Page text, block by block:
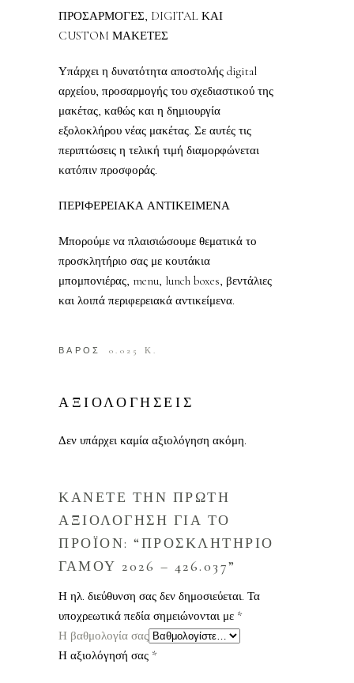
ΠΡΟΣΑΡΜΟΓΕΣ, DIGITAL ΚΑΙ
CUSTOM ΜΑΚΕΤΕΣ
Υπάρχει η δυνατότητα αποστολής digital
αρχείου, προσαρμογής του σχεδιαστικού της
μακέτας, καθώς και η δημιουργία
εξολοκλήρου νέας μακέτας. Σε αυτές τις
περιπτώσεις η τελική τιμή διαμορφώνεται
κατόπιν προσφοράς.
ΠΕΡΙΦΕΡΕΙΑΚΑ ΑΝΤΙΚΕΙΜΕΝΑ
Μπορούμε να πλαισιώσουμε θεματικά το
προσκλητήριο σας με κουτάκια
μπομπονιέρας, menu, lunch boxes, βεντάλιες
και λοιπά περιφερειακά αντικείμενα.
ΒΑΡΟΣ 0.025 Κ.
ΑΞΙΟΛΟΓΗΣΕΙΣ
Δεν υπάρχει καμία αξιολόγηση ακόμη.
ΚΑΝΕΤΕ ΤΗΝ ΠΡΩΤΗ
ΑΞΙΟΛΟΓΗΣΗ ΓΙΑ ΤΟ
ΠΡΟΪΟΝ: “ΠΡΟΣΚΛΗΤΗΡΙΟ
ΓΑΜΟΥ 2026 – 426.037”
Η ηλ. διεύθυνση σας δεν δημοσιεύεται. Τα
υποχρεωτικά πεδία σημειώνονται με *
Η βαθμολογία σας
Η αξιολόγησή σας *